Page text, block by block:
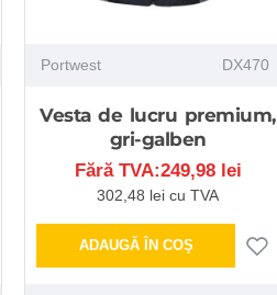
Portwest DX470
Vesta de lucru premium,
gri-galben
Fără TVA:249,98 lei
302,48 lei cu TVA
ADAUGĂ ÎN COŞ